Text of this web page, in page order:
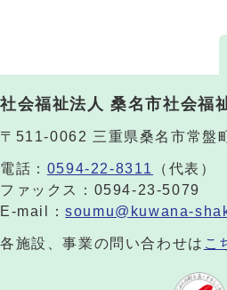
社会福祉法人 桑名市社会福
〒511-0062 三重県桑名市常盤
電話： 0594-22-8311
（代表）
ファックス：0594-23-5079
E-mail：soumu@kuwana-
各施設、事業の問い合わせは こ